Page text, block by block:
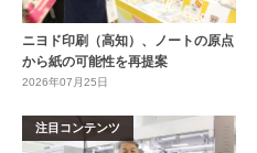
ニヨド印刷（高知）、ノートの原点
から紙の可能性を再提案
2026年07月25日
注目コンテンツ